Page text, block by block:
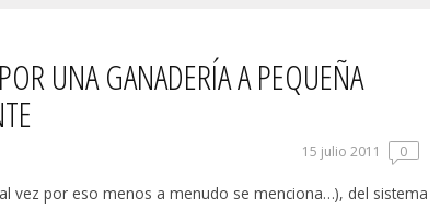
UNA GANADERÍA A PEQUEÑA
15 julio 2011 0
vez por eso menos a menudo se menciona…), del sistema